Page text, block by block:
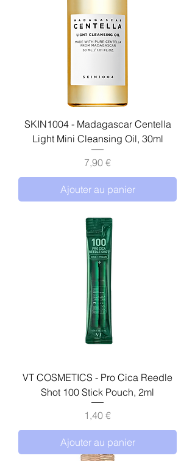
SKIN1004 - Madagascar Centella
Light Mini Cleansing Oil, 30ml
Prix
7,90 €
Ajouter au panier
VT COSMETICS - Pro Cica Reedle
Shot 100 Stick Pouch, 2ml
Prix
1,40 €
Ajouter au panier